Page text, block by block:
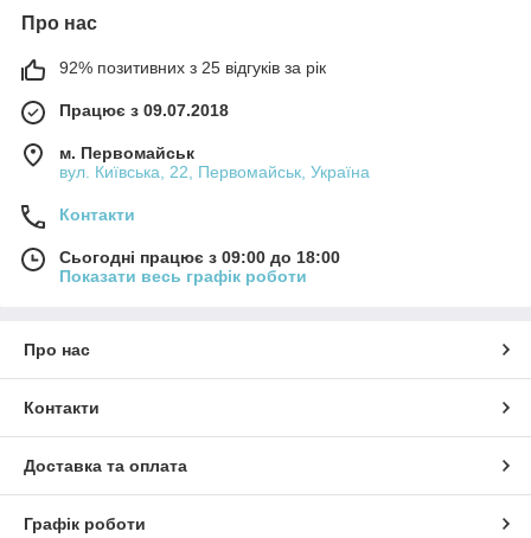
Про нас
92% позитивних з 25 відгуків за рік
Працює з 09.07.2018
м. Первомайськ
вул. Київська, 22, Первомайськ, Україна
Контакти
Сьогодні працює з 09:00 до 18:00
Показати весь графік роботи
Про нас
Контакти
Доставка та оплата
Графік роботи